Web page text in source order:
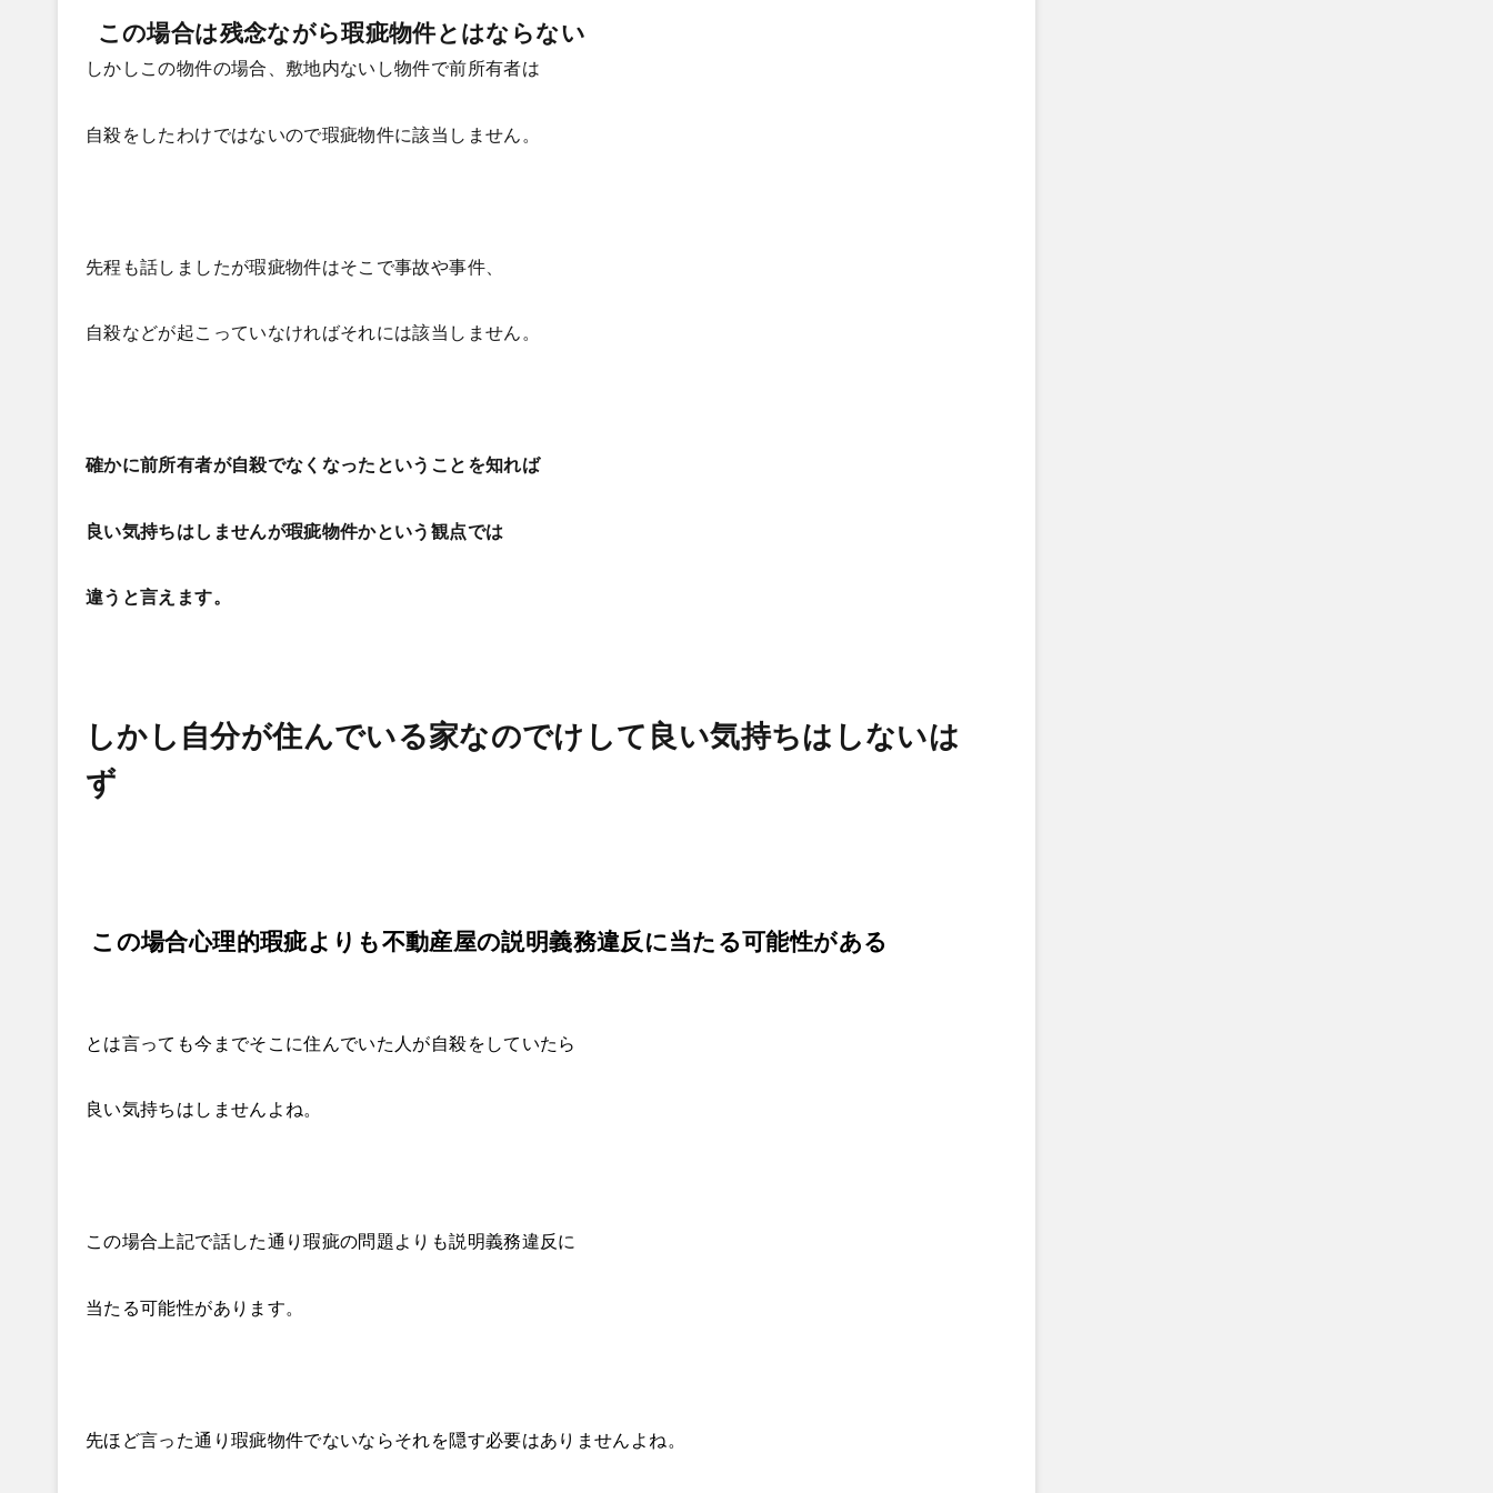
この場合は残念ながら瑕疵物件とはならない
しかしこの物件の場合、敷地内ないし物件で前所有者は
自殺をしたわけではないので瑕疵物件に該当しません。
先程も話しましたが瑕疵物件はそこで事故や事件、
自殺などが起こっていなければそれには該当しません。
確かに前所有者が自殺でなくなったということを知れば
良い気持ちはしませんが瑕疵物件かという観点では
違うと言えます。
しかし自分が住んでいる家なのでけして良い気持ちはしないは
ず
この場合心理的瑕疵よりも不動産屋の説明義務違反に当たる可能性がある
とは言っても今までそこに住んでいた人が自殺をしていたら
良い気持ちはしませんよね。
この場合上記で話した通り瑕疵の問題よりも説明義務違反に
当たる可能性があります。
先ほど言った通り瑕疵物件でないならそれを隠す必要はありませんよね。